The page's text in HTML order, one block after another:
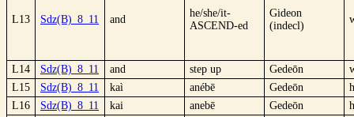
L13 Sdz(B)_8_11 and
he/she/it-
ASCEND-ed
Gideon
(indecl)
L14 Sdz(B)_8_11 and step up Gedeōn
L15
Sdz(B)_8_11 kaì anébē Gedeōn
L16
Sdz(B)_8_11 kai anebē Gedeōn